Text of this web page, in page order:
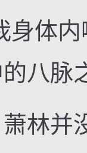
体内
八脉
并